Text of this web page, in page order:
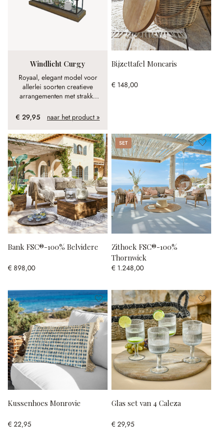
Windlicht Curgy
Royaal, elegant model voor
allerlei soorten creatieve
arrangementen met strakke
decoratiemogelijkheden in
elk seizoen.
€ 29,95 naar het product »
Bijzettafel Moncaris
€ 148,00
Bank FSC®-100% Belvidere
€ 898,00
Set
Zithoek FSC®-100%
Thornwick
€ 1.248,00
Kussenhoes Monrovie
€ 22,95
Glas set van 4 Caleza
€ 29,95